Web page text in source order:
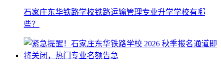
石家庄东华铁路学校铁路运输管理专业升学学校有哪
些？